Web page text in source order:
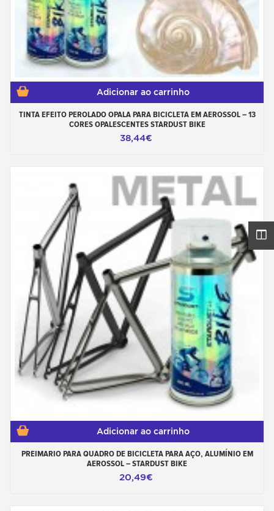
Adicionar ao carrinho
TINTA EFEITO PEROLADO OPALA PARA BICICLETA EM AEROSSOL – 13
CORES OPALESCENTES STARDUST BIKE
38,44€
Adicionar ao carrinho
PREIMARIO PARA QUADRO DE BICICLETA PARA AÇO, ALUMÍNIO EM
AEROSSOL – STARDUST BIKE
20,49€